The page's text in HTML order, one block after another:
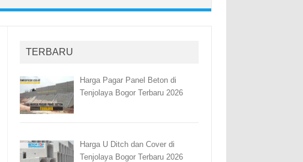
TERBARU
Harga Pagar Panel Beton di
Tenjolaya Bogor Terbaru 2026
Harga U Ditch dan Cover di
Tenjolaya Bogor Terbaru 2026